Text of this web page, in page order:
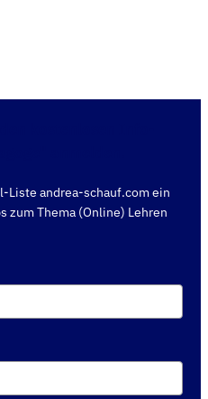
Liste andrea-schauf.com ein
zum Thema (Online) Lehren